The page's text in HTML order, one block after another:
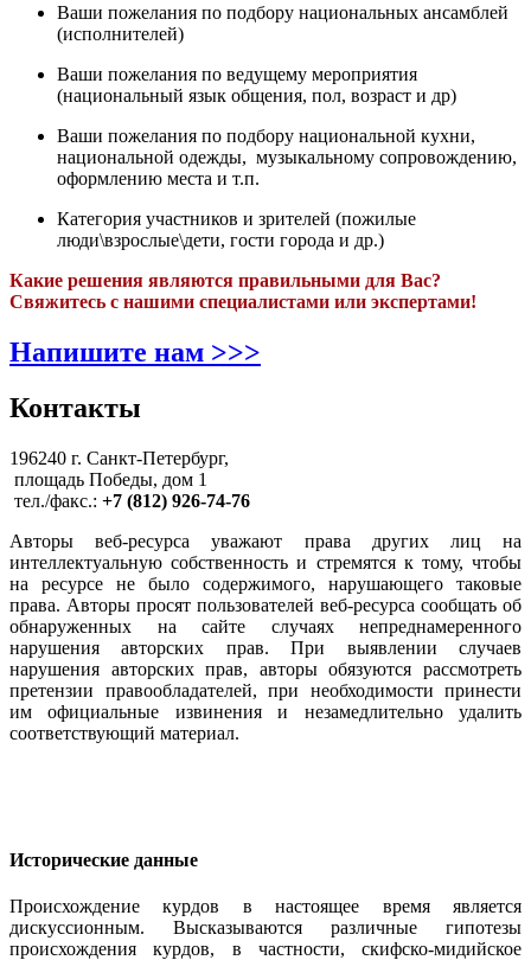
Ваши пожелания по подбору национальных ансамблей
(исполнителей)
Ваши пожелания по ведущему мероприятия
(национальный язык общения, пол, возраст и др)
Ваши пожелания по подбору национальной кухни,
национальной одежды, музыкальному сопровождению,
оформлению места и т.п.
Категория участников и зрителей (пожилые
люди\взрослые\дети, гости города и др.)
Какие решения являются правильными для Вас?
Свяжитесь с нашими специалистами или экспертами!
Напишите нам >>>
Контакты
196240 г. Санкт-Петербург,
площадь Победы, дом 1
тел./факс.: +7 (812) 926-74-76
Авторы веб-ресурса уважают права других лиц на
интеллектуальную собственность и стремятся к тому, чтобы
на ресурсе не было содержимого, нарушающего таковые
права. Авторы просят пользователей веб-ресурса сообщать об
обнаруженных на сайте случаях непреднамеренного
нарушения авторских прав. При выявлении случаев
нарушения авторских прав, авторы обязуются рассмотреть
претензии правообладателей, при необходимости принести
им официальные извинения и незамедлительно удалить
соответствующий материал.
Исторические данные
Происхождение курдов в настоящее время является
дискуссионным. Высказываются различные гипотезы
происхождения курдов, в частности, скифско-мидийское